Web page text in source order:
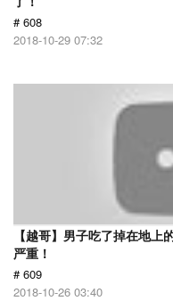
# 608
2018-10-29 07:32
【越哥】男子吃了掉在地
严重！
# 609
2018-10-26 03:40